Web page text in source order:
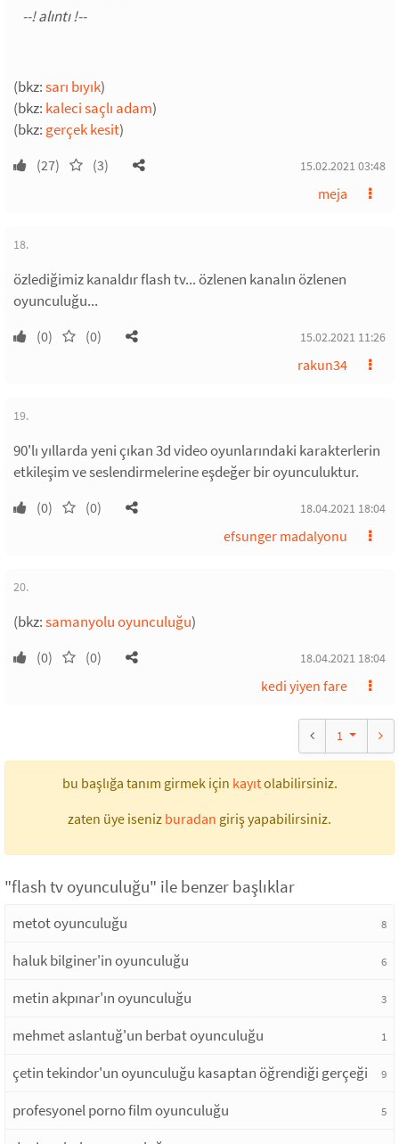
(bkz:sarı bıyık)
(bkz: kaleci saçlı adam)
(bkz: gerçek kesit)
(27) (3) 15.02.2021 03:48
meja
18.
özlediğimiz kanaldır flash tv... özlenen kanalın özlenen
oyunculuğu...
(0) (0) 15.02.2021 11:26
rakun34
19.
90'lı yıllarda yeni çıkan 3d video oyunlarındaki karakterlerin
etkileşim ve seslendirmelerine eşdeğer bir oyunculuktur.
(0) (0) 18.04.2021 18:04
efsunger madalyonu
20.
(bkz:samanyolu oyunculuğu)
(0) (0) 18.04.2021 18:04
kedi yiyen fare
1
bu başlığa tanım girmek için kayıtolabilirsiniz.
zaten üye iseniz buradan giriş yapabilirsiniz.
"flash tv oyunculuğu" ile benzer başlıklar
metot oyunculuğu 8
haluk bilginer'in oyunculuğu 6
metin akpınar'ın oyunculuğu 3
mehmet aslantuğ'un berbat oyunculuğu 1
çetin tekindor'un oyunculuğu kasaptan öğrendiği gerçeği 9
profesyonel porno film oyunculuğu 5